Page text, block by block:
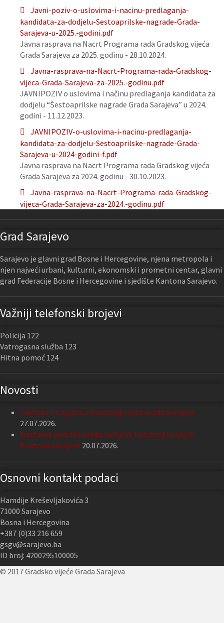
Javni-poziv-o-uslovima-i-nacinu-predlaganja-
kandidata-za-dodjelu-Sestoaprilske-nagrade-Grada-
Sarajeva-u-2025.-godini.pdf
Javna rasprava na Nacrt Programa rada Gradskog vijeća
Grada Sarajeva za 2025. godinu - 28.10.2024.
Javna-rasprava-na-Nacrt-Programa-rada-Gradskog-
vijeca-Grada-Sarajeva-za-2025.-godinu.pdf
JAVNIPOZIV o uslovima i načinu predlaganja kandidata za
dodjelu “Šestoaprilske nagrade Grada Sarajeva” u 2024.
godini - 11.12.2023.
JAVNIPOZIV-o-uslovima-i-nacinu-predlaganja-
kandidata-za-dodjelu-Sestoaprilske-nagrade-Grada-
Sarajeva-u-2024-godini-f.pdf
Javna rasprava na Nacrt Programa rada Gradskog vijeća
Grada Sarajeva za 2024. godinu - 30.10.2023.
Javna-rasprava-na-Nacrt-Programa-rada-Gradskog-
vijeca-Grada-Sarajeva-za-2024.-godinu.pdf
Grad Sarajevo
Sarajevo je glavni grad Bosne i Hercegovine, njena metropola i
njen najveći urbani, kulturni, ekonomski i prometni centar, glavni
grad Federacije Bosne i Hercegovine i sjedište Kantona Sarajevo.
Važniji telefonski brojevi
Policija 122
Vatrogasna služba 123
Hitna pomoć 124
Novosti
Održana 13. sjednica Gradskog vijeća Grada Sarajeva
27.07.2026.
Nastavak podrške Grada Sarajeva Udruženju slijepih
Kantona Sarajevo 20.07.2026.
Osnovni kontakt podaci
Hamdije Kreševljakovića 3
71000 Sarajevo
Bosna i Hercegovina
+387 (0)33 216 659
gsgv@sarajevo.ba
ID broj: 4200295100005
© 2017 Gradsko vijeće Grada Sarajeva